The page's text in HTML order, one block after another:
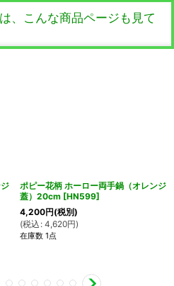
、こんな商品ページも見て
ポピー花柄 ホーロー両手鍋（オレンジ
蓋）20cm [HN599]
4,200円(税別)
(税込 : 4,620円)
在庫数 1点